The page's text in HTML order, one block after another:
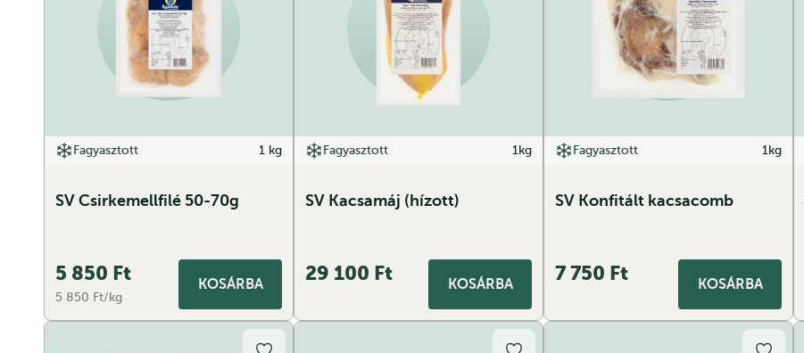
Fagyasztott 1 kg
SV Csirkemellfilé 50-70g
5 850 Ft
5 850 Ft/kg
KOSÁRBA
Fagyasztott 1kg
SV Kacsamáj (hízott)
29 100 Ft KOSÁRBA
Fagyasztott 1kg
SV Konfitált kacsacomb
7 750 Ft KOSÁRBA